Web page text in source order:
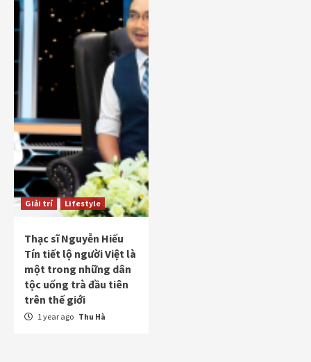
Giải trí Lifestyle
Thạc sĩ Nguyễn Hiếu
Tín tiết lộ người Việt là
một trong những dân
tộc uống trà đầu tiên
trên thế giới
1 year ago Thu Hà